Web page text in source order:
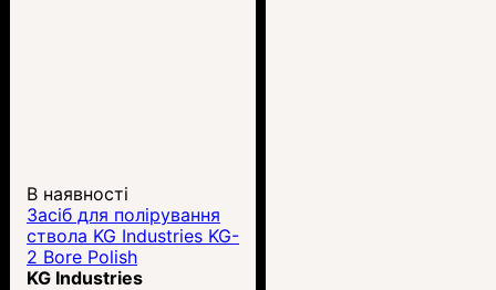
В наявності
Засіб для полірування
ствола KG Industries KG-
2 Bore Polish
KG Industries